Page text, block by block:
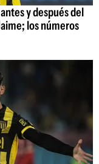
y después del
los números